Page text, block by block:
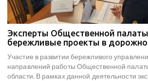
Эксперты Общественной
бережливые проекты в
Участие в развитии бережливого
направлений работы Общественной
области. В рамках данной деятельности